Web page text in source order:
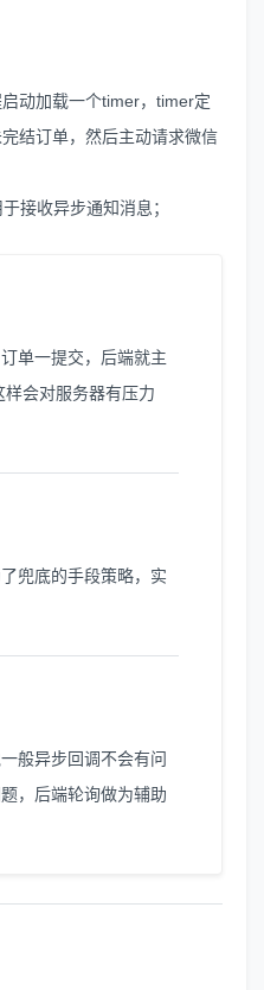
动加载一个timer，timer定
结订单，然后主动请求微信
接收异步通知消息；
单一提交，后端就主
会对服务器有压力
兜底的手段策略，实
般异步回调不会有问
，后端轮询做为辅助